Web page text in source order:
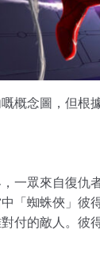
概念圖，但根
一眾來自復仇
「蜘蛛俠」彼
付的敵人。彼